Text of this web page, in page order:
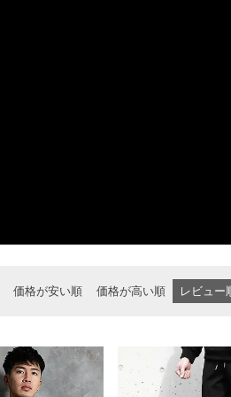
価格が安い順 価格が高い順 レビュー